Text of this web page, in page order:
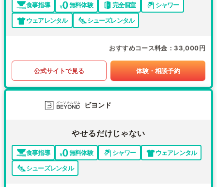
食事指導 無料体験 完全個室
シャワー
ウェアレンタル
シューズレンタル
おすすめコース料金 33,000円
公式サイトで見る 体験・相談予約
ビヨンド
やせるだけじゃない
食事指導 無料体験 シャワー
ウェアレンタル
シューズレンタル